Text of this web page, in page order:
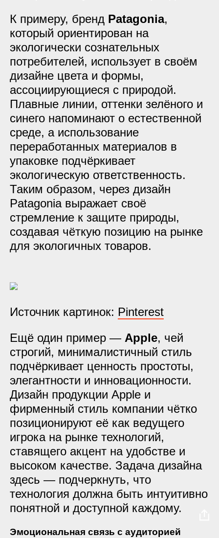
К примеру, бренд Patagonia,
который ориентирован на
экологически сознательных
потребителей, использует в своём
дизайне цвета и формы,
ассоциирующиеся с природой.
Плавные линии, оттенки зелёного и
синего напоминают о естественной
среде, а использование
переработанных материалов в
упаковке подчёркивает
экологическую ответственность.
Таким образом, через дизайн
Patagonia выражает своё
стремление к защите природы,
создавая чёткую позицию на рынке
для экологичных товаров.
Источник картинок: Pinterest
Ещё один пример — Apple, чей
строгий, минималистичный стиль
подчёркивает ценность простоты,
элегантности и инновационности.
Дизайн продукции Apple и
фирменный стиль компании чётко
позиционируют её как ведущего
игрока на рынке технологий,
ставящего акцент на удобстве и
высоком качестве. Задача дизайна
здесь — подчеркнуть, что
технология должна быть интуитивно
понятной и доступной каждому.
Эмоциональная связь с аудиторией